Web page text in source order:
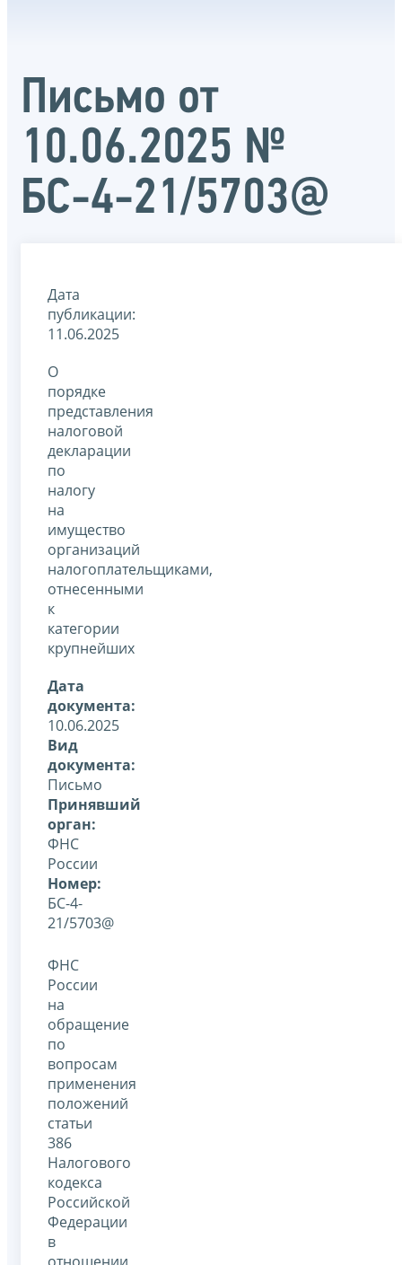
Письмо от
10.06.2025 №
БС-4-21/5703@
Дата
публикации:
11.06.2025
О
порядке
представления
налоговой
декларации
по
налогу
на
имущество
организаций
налогоплательщиками,
отнесенными
к
категории
крупнейших
Дата
документа:
10.06.2025
Вид
документа:
Письмо
Принявший
орган:
ФНС
России
Номер:
БС-4-
21/5703@
ФНС
России
на
обращение
по
вопросам
применения
положений
статьи
386
Налогового
кодекса
Российской
Федерации
в
отношении